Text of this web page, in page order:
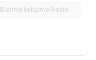
Bizimle İletişime Geçin